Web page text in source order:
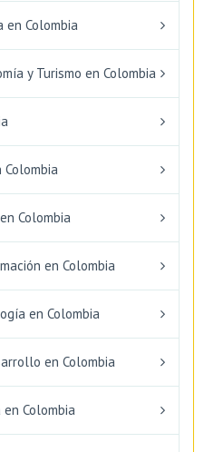
en Colombia
y Turismo en Colombia
Colombia
Colombia
en Colombia
en Colombia
en Colombia
Colombia